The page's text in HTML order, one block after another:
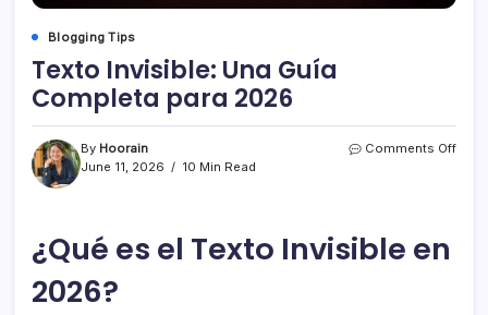
Blogging Tips
Texto Invisible: Una Guía
Completa para 2026
By Hoorain
June 11, 2026
10 Min Read
Comments Offon
¿Qué es el Texto Invisible en
2026?